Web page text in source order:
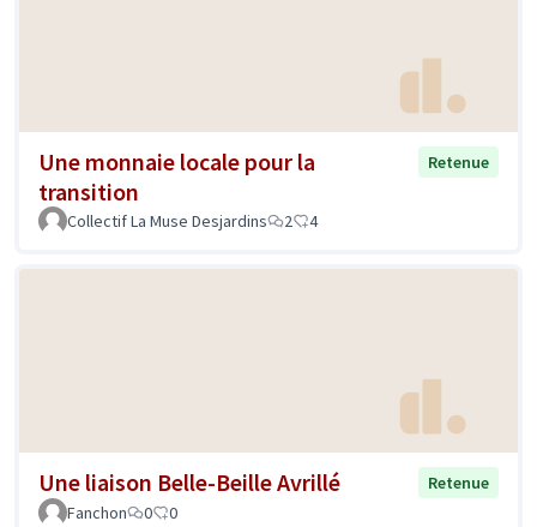
Une monnaie locale pour la
transition
Retenue
Collectif La Muse Desjardins 2 4
Une liaison Belle-Beille Avrillé
Retenue
Fanchon
0 0